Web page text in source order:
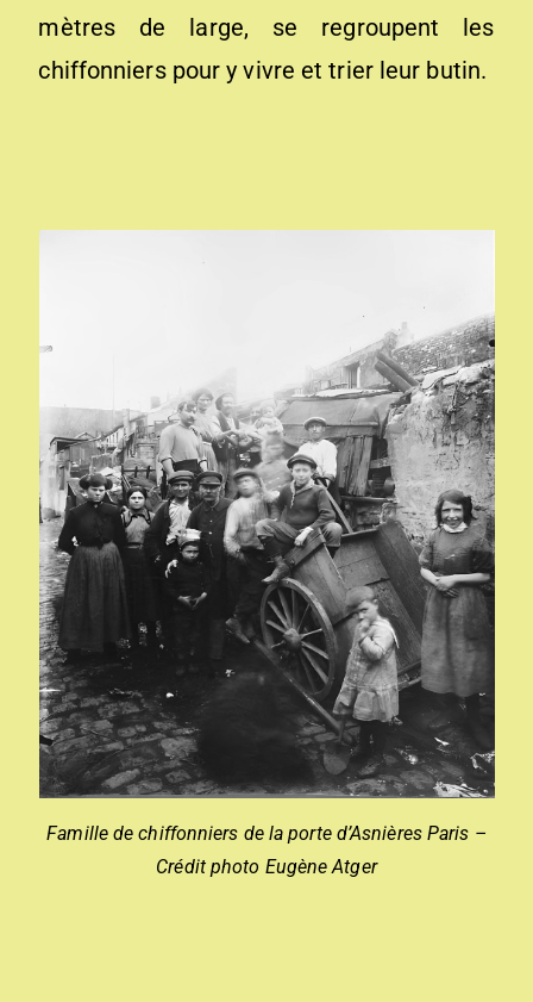
mètres de large, se regroupent les
chiffonniers pour y vivre et trier leur butin.
Famille de chiffonniers de la porte d’Asnières Paris –
Crédit photo Eugène Atger